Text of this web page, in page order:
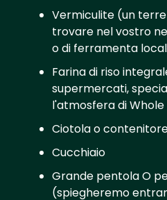
Vermiculite (un
trovare nel vostro
o di ferramenta
Farina di riso
supermercati,
l'atmosfera di Whole
Ciotola o
Cucchiaio
Grande pentola O
(spiegheremo